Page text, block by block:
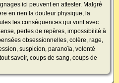
ici peuvent en attester. Malgré
en rien la douleur physique, la
les conséquences qui vont avec :
pertes de repères, impossibilité à
obsessionnelles, colère, rage,
suspicion, paranoïa, volonté
savoir, coups de sang, coups de